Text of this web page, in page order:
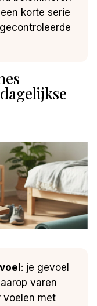
korte serie
: je gevoel
varen
voelen met